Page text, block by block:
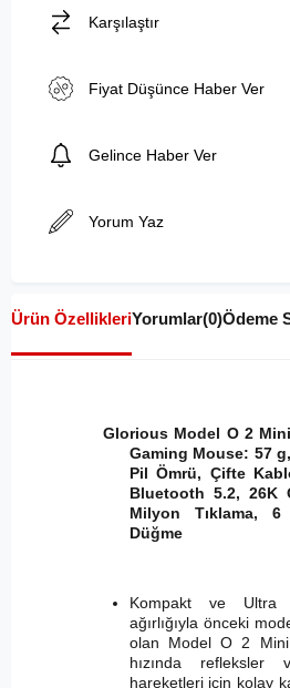
Karşılaştır
Fiyat Düşünce Haber Ver
Gelince Haber Ver
Yorum Yaz
Ürün ÖzellikleriYorumlar(0)Ödeme
Glorious Model O 2
Gaming Mouse: 57
Pil Ömrü, Çifte
Bluetooth 5.2, 26K
Milyon Tıklama, 6
Düğme
Kompakt ve
ağırlığıyla önceki
olan Model O 2
hızında
hareketleri için kolay